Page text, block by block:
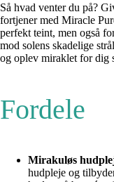
Så hvad venter du på?
fortjener med Miracle
perfekt teint, men også
mod solens skadelige
og oplev miraklet for dig
Fordele
Mirakuløs
hudpleje og